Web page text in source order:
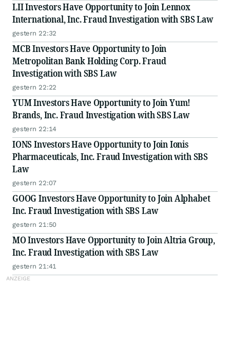
LII Investors Have Opportunity to Join Lennox
International, Inc. Fraud Investigation with SBS Law
gestern 22:32
MCB Investors Have Opportunity to Join
Metropolitan Bank Holding Corp. Fraud
Investigation with SBS Law
gestern 22:22
YUM Investors Have Opportunity to Join Yum!
Brands, Inc. Fraud Investigation with SBS Law
gestern 22:14
IONS Investors Have Opportunity to Join Ionis
Pharmaceuticals, Inc. Fraud Investigation with SBS
Law
gestern 22:07
GOOG Investors Have Opportunity to Join Alphabet
Inc. Fraud Investigation with SBS Law
gestern 21:50
MO Investors Have Opportunity to Join Altria Group,
Inc. Fraud Investigation with SBS Law
gestern 21:41